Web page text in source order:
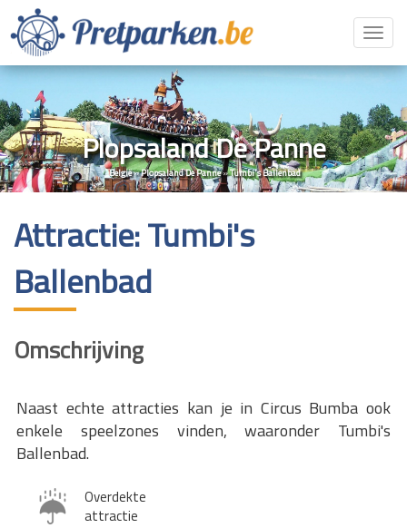
Plopsaland De Panne
België»Plopsaland De Panne»Tumbi's Ballenbad
Attractie: Tumbi's
Ballenbad
Omschrijving
Naast echte attracties kan je in Circus Bumba ook
enkele speelzones vinden, waaronder Tumbi's
Ballenbad.
Overdekte
attractie